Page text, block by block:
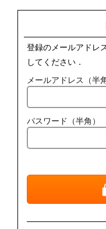
登録のメールアドレ
してください．
メールアドレス（半角
パスワード（半角）